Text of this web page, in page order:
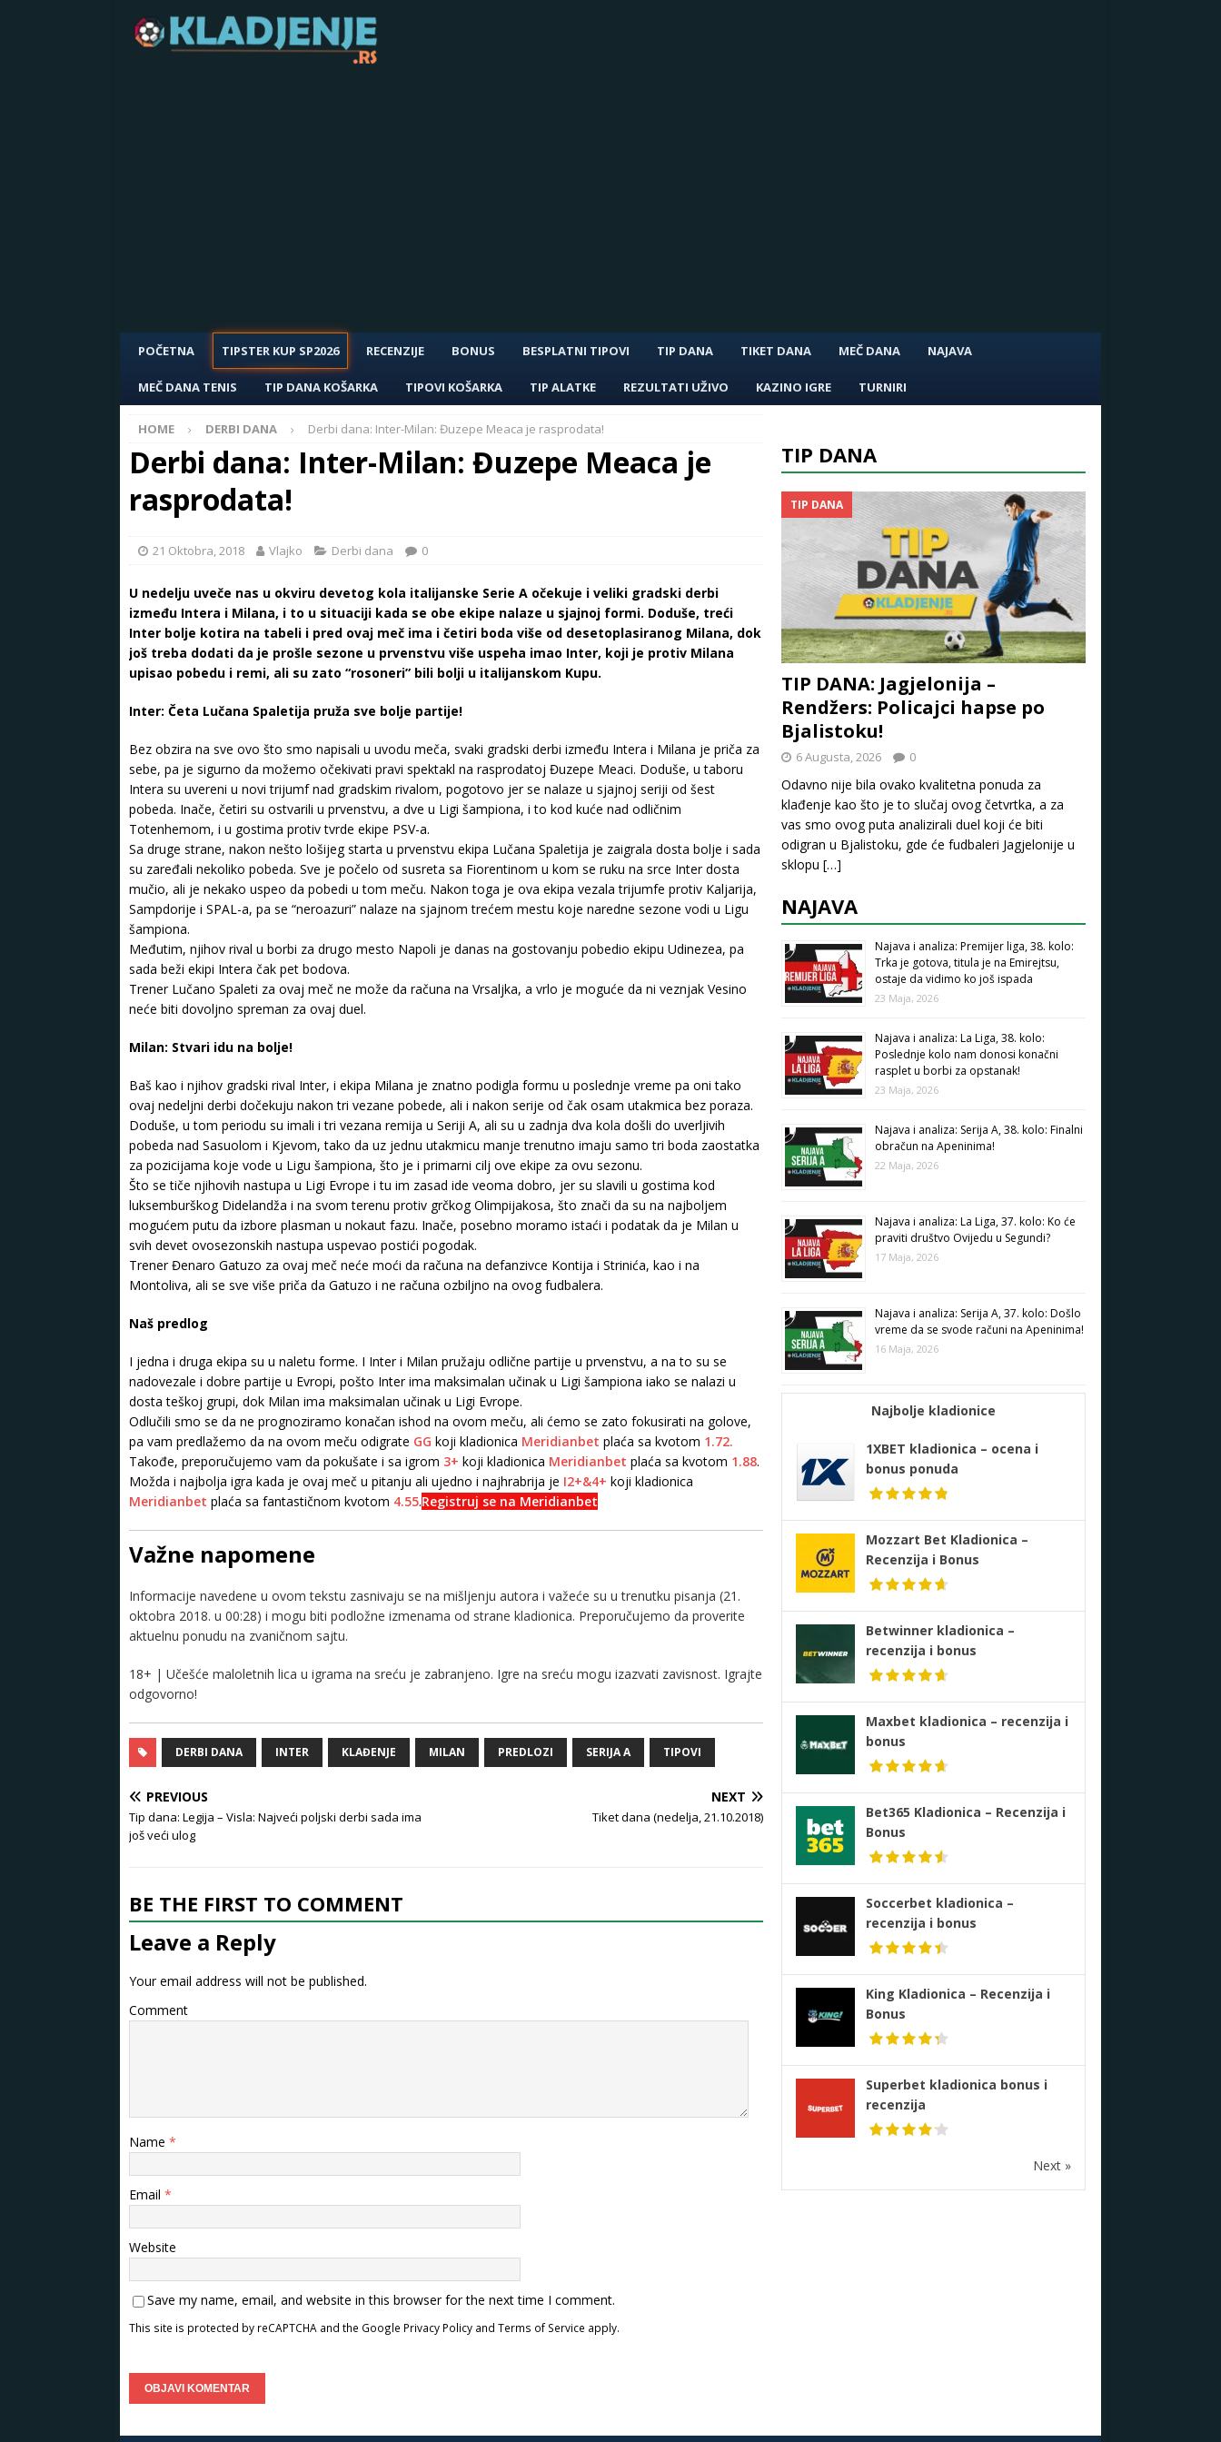
POČETNA TIPSTER KUP SP2026 RECENZIJE BONUS BESPLATNI TIPOVI TIP DANA TIKET DANA MEČ DANA NAJAVA
MEČ DANA TENIS TIP DANA KOŠARKA TIPOVI KOŠARKA TIP ALATKE REZULTATI UŽIVO KAZINO IGRE TURNIRI
HOME DERBI DANA Derbi dana: Inter-Milan: Đuzepe Meaca je rasprodata!
Derbi dana: Inter-Milan: Đuzepe Meaca je
rasprodata!
21 Oktobra, 2018 Vlajko Derbi dana 0
U nedelju uveče nas u okviru devetog kola italijanske Serie A očekuje i veliki gradski derbi
između Intera i Milana, i to u situaciji kada se obe ekipe nalaze u sjajnoj formi. Doduše, treći
Inter bolje kotira na tabeli i pred ovaj meč ima i četiri boda više od desetoplasiranog Milana, dok
još treba dodati da je prošle sezone u prvenstvu više uspeha imao Inter, koji je protiv Milana
upisao pobedu i remi, ali su zato “rosoneri” bili bolji u italijanskom Kupu.
Inter: Četa Lučana Spaletija pruža sve bolje partije!
Bez obzira na sve ovo što smo napisali u uvodu meča, svaki gradski derbi između Intera i Milana je priča za
sebe, pa je sigurno da možemo očekivati pravi spektakl na rasprodatoj Đuzepe Meaci. Doduše, u taboru
Intera su uvereni u novi trijumf nad gradskim rivalom, pogotovo jer se nalaze u sjajnoj seriji od šest
pobeda. Inače, četiri su ostvarili u prvenstvu, a dve u Ligi šampiona, i to kod kuće nad odličnim
Totenhemom, i u gostima protiv tvrde ekipe PSV-a.
Sa druge strane, nakon nešto lošijeg starta u prvenstvu ekipa Lučana Spaletija je zaigrala dosta bolje i sada
su zaređali nekoliko pobeda. Sve je počelo od susreta sa Fiorentinom u kom se ruku na srce Inter dosta
mučio, ali je nekako uspeo da pobedi u tom meču. Nakon toga je ova ekipa vezala trijumfe protiv Kaljarija,
Sampdorije i SPAL-a, pa se “neroazuri” nalaze na sjajnom trećem mestu koje naredne sezone vodi u Ligu
šampiona.
Međutim, njihov rival u borbi za drugo mesto Napoli je danas na gostovanju pobedio ekipu Udinezea, pa
sada beži ekipi Intera čak pet bodova.
Trener Lučano Spaleti za ovaj meč ne može da računa na Vrsaljka, a vrlo je moguće da ni veznjak Vesino
neće biti dovoljno spreman za ovaj duel.
Milan: Stvari idu na bolje!
Baš kao i njihov gradski rival Inter, i ekipa Milana je znatno podigla formu u poslednje vreme pa oni tako
ovaj nedeljni derbi dočekuju nakon tri vezane pobede, ali i nakon serije od čak osam utakmica bez poraza.
Doduše, u tom periodu su imali i tri vezana remija u Seriji A, ali su u zadnja dva kola došli do uverljivih
pobeda nad Sasuolom i Kjevom, tako da uz jednu utakmicu manje trenutno imaju samo tri boda zaostatka
za pozicijama koje vode u Ligu šampiona, što je i primarni cilj ove ekipe za ovu sezonu.
Što se tiče njihovih nastupa u Ligi Evrope i tu im zasad ide veoma dobro, jer su slavili u gostima kod
luksemburškog Didelandža i na svom terenu protiv grčkog Olimpijakosa, što znači da su na najboljem
mogućem putu da izbore plasman u nokaut fazu. Inače, posebno moramo istaći i podatak da je Milan u
svih devet ovosezonskih nastupa uspevao postići pogodak.
Trener Đenaro Gatuzo za ovaj meč neće moći da računa na defanzivce Kontija i Strinića, kao i na
Montoliva, ali se sve više priča da Gatuzo i ne računa ozbiljno na ovog fudbalera.
Naš predlog
I jedna i druga ekipa su u naletu forme. I Inter i Milan pružaju odlične partije u prvenstvu, a na to su se
nadovezale i dobre partije u Evropi, pošto Inter ima maksimalan učinak u Ligi šampiona iako se nalazi u
dosta teškoj grupi, dok Milan ima maksimalan učinak u Ligi Evrope.
Odlučili smo se da ne prognoziramo konačan ishod na ovom meču, ali ćemo se zato fokusirati na golove,
pa vam predlažemo da na ovom meču odigrate GG koji kladionica Meridianbet plaća sa kvotom 1.72.
Takođe, preporučujemo vam da pokušate i sa igrom 3+ koji kladionica Meridianbet plaća sa kvotom 1.88.
Možda i najbolja igra kada je ovaj meč u pitanju ali ujedno i najhrabrija je I2+&4+ koji kladionica
Meridianbet plaća sa fantastičnom kvotom 4.55.Registruj se na Meridianbet
Važne napomene
Informacije navedene u ovom tekstu zasnivaju se na mišljenju autora i važeće su u trenutku pisanja (21.
oktobra 2018. u 00:28) i mogu biti podložne izmenama od strane kladionica. Preporučujemo da proverite
aktuelnu ponudu na zvaničnom sajtu.
18+ | Učešće maloletnih lica u igrama na sreću je zabranjeno. Igre na sreću mogu izazvati zavisnost. Igrajte
odgovorno!
DERBI DANA INTER KLAĐENJE MILAN PREDLOZI SERIJA A TIPOVI
PREVIOUS
Tip dana: Legija – Visla: Najveći poljski derbi sada ima
još veći ulog
NEXT
Tiket dana (nedelja, 21.10.2018)
BE THE FIRST TO COMMENT
Leave a Reply
Your email address will not be published.
Comment
Name *
Email *
Website
Save my name, email, and website in this browser for the next time I comment.
This site is protected by reCAPTCHA and the Google Privacy Policy and Terms of Service apply.
TIP DANA
TIP DANA
TIP DANA: Jagjelonija –
Rendžers: Policajci hapse po
Bjalistoku!
6 Augusta, 2026 0
Odavno nije bila ovako kvalitetna ponuda za
klađenje kao što je to slučaj ovog četvrtka, a za
vas smo ovog puta analizirali duel koji će biti
odigran u Bjalistoku, gde će fudbaleri Jagjelonije u
sklopu […]
NAJAVA
Najava i analiza: Premijer liga, 38. kolo:
Trka je gotova, titula je na Emirejtsu,
ostaje da vidimo ko još ispada
23 Maja, 2026
Najava i analiza: La Liga, 38. kolo:
Poslednje kolo nam donosi konačni
rasplet u borbi za opstanak!
23 Maja, 2026
Najava i analiza: Serija A, 38. kolo: Finalni
obračun na Apeninima!
22 Maja, 2026
Najava i analiza: La Liga, 37. kolo: Ko će
praviti društvo Ovijedu u Segundi?
17 Maja, 2026
Najava i analiza: Serija A, 37. kolo: Došlo
vreme da se svode računi na Apeninima!
16 Maja, 2026
Najbolje kladionice
1XBET kladionica – ocena i
bonus ponuda
Mozzart Bet Kladionica –
Recenzija i Bonus
Betwinner kladionica –
recenzija i bonus
Maxbet kladionica – recenzija i
bonus
Bet365 Kladionica – Recenzija i
Bonus
Soccerbet kladionica –
recenzija i bonus
King Kladionica – Recenzija i
Bonus
Superbet kladionica bonus i
recenzija
Next »